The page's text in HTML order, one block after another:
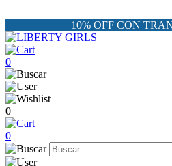
10% OFF CON
0
0
0